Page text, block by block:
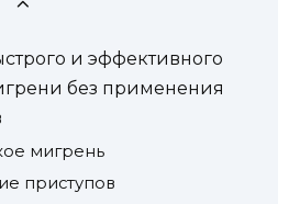
и эффективного
без применения
мигрень
приступов